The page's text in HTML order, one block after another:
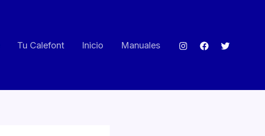
Tu Calefont Inicio Manuales